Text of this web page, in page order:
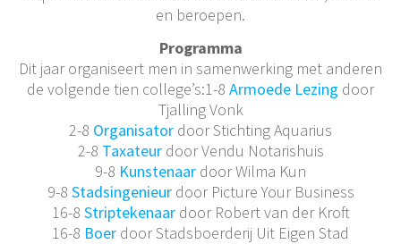
en beroepen.
Programma
Dit jaar organiseert men in samenwerking met anderen
de volgende tien college’s:1-8 Armoede Lezing door
Tjalling Vonk
2-8 Organisator door Stichting Aquarius
2-8 Taxateurdoor Vendu Notarishuis
9-8 Kunstenaar door Wilma Kun
9-8 Stadsingenieurdoor Picture Your Business
16-8 Striptekenaardoor Robert van der Kroft
16-8 Boer door Stadsboerderij Uit Eigen Stad